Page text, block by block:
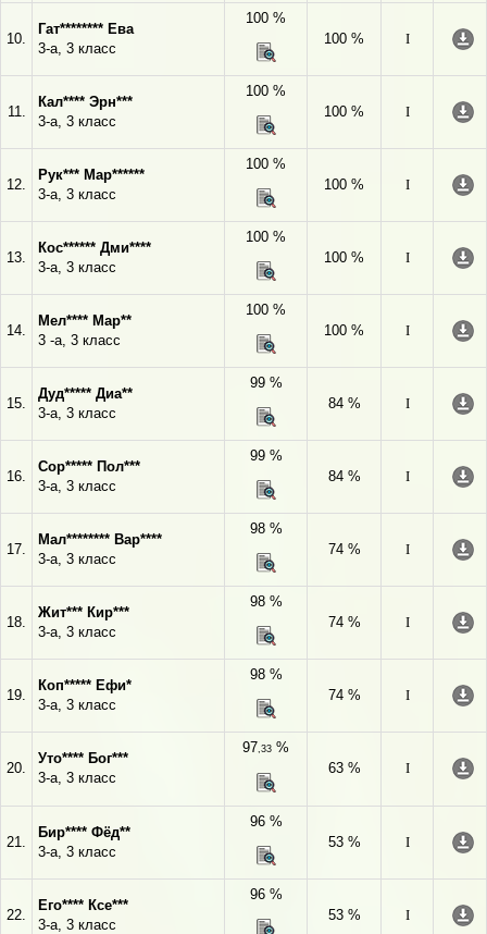
10.
Гат******** Ева
3-а, 3 класс
100 %
100 %
I
11.
Кал**** Эрн***
3-а, 3 класс
100 %
100 %
I
12.
Рук*** Мар******
3-а, 3 класс
100 %
100 %
I
13.
Кос****** Дми****
3-а, 3 класс
100 %
100 %
I
14.
Мел**** Мар**
3 -а, 3 класс
100 %
100 %
I
15.
Дуд***** Диа**
3-а, 3 класс
99 %
84 %
I
16.
Сор***** Пол***
3-а, 3 класс
99 %
84 %
I
17.
Мал******** Вар****
3-а, 3 класс
98 %
74 %
I
18.
Жит*** Кир***
3-а, 3 класс
98 %
74 %
I
19.
Коп***** Ефи*
3-а, 3 класс
98 %
74 %
I
20.
Уто**** Бог***
3-а, 3 класс
97,33 %
63 %
I
21.
Бир**** Фёд**
3-а, 3 класс
96 %
53 %
I
22.
Его**** Ксе***
3-а, 3 класс
96 %
53 %
I